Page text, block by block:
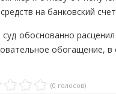
на банковский
обоснованно
обогащение, в
(0 голосов)